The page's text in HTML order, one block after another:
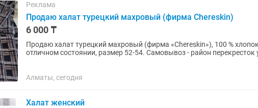
Реклама
Продаю халат турецкий махровый (фирма Chereskin)
6 000 ₸
Продаю халат турецкий махровый (фирма «Chereskin»), 100 %
отличном состоянии, размер 52-54. Самовывоз - район
Алматы, сегодня
Халат женский